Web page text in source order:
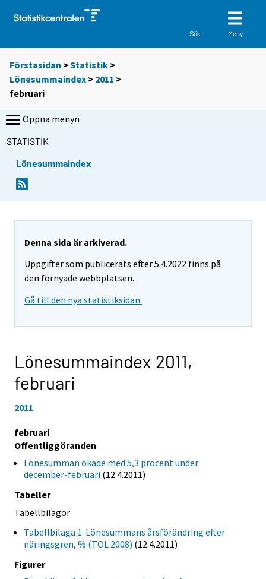
Sök Meny
Förstasidan >Statistik >
Lönesummaindex > 2011 >
februari
Öppna menyn
STATISTIK
Lönesummaindex
Denna sida är arkiverad.
Uppgifter som publicerats efter 5.4.2022 finns på
den förnyade webbplatsen.
Gå till den nya statistiksidan.
Lönesummaindex 2011,
februari
2011
februari
Offentliggöranden
Lönesumman ökade med 5,3 procent under
december-februari (12.4.2011)
Tabeller
Tabellbilagor
Tabellbilaga 1. Lönesummans årsförändring efter
näringsgren, % (TOL 2008) (12.4.2011)
Figurer